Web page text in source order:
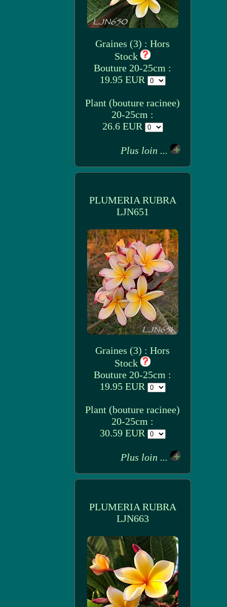
Graines (3) : Hors
Stock
Bouture 20-25cm :
19.95 EUR
Plant (bouture racinee)
20-25cm :
26.6 EUR
Plus loin ...
PLUMERIA RUBRA
LJN651
Graines (3) : Hors
Stock
Bouture 20-25cm :
19.95 EUR
Plant (bouture racinee)
20-25cm :
30.59 EUR
Plus loin ...
PLUMERIA RUBRA
LJN663